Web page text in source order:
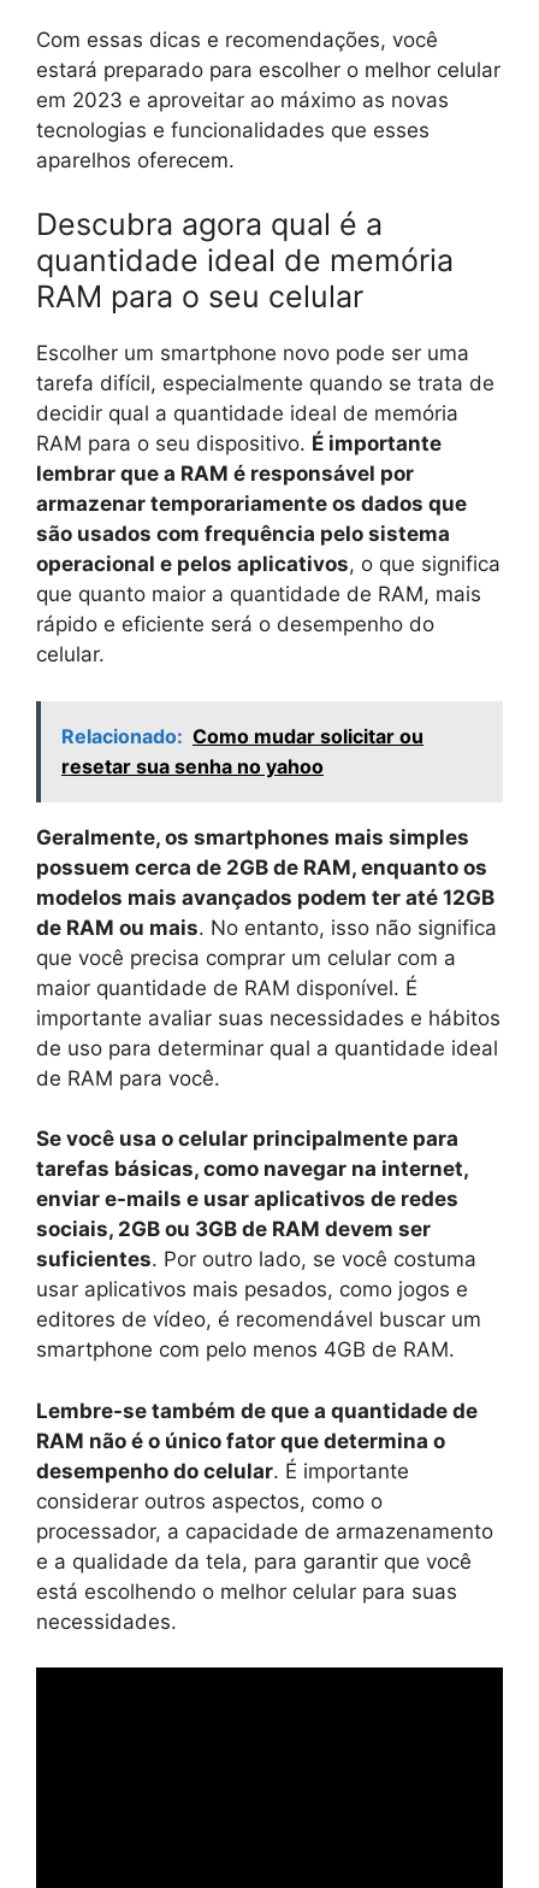
Com essas dicas e recomendações, você
estará preparado para escolher o melhor celular
em 2023 e aproveitar ao máximo as novas
tecnologias e funcionalidades que esses
aparelhos oferecem.
Descubra agora qual é a
quantidade ideal de memória
RAM para o seu celular
Escolher um smartphone novo pode ser uma
tarefa difícil, especialmente quando se trata de
decidir qual a quantidade ideal de memória
RAM para o seu dispositivo. É importante
lembrar que a RAM é responsável por
armazenar temporariamente os dados que
são usados com frequência pelo sistema
operacional e pelos aplicativos, o que significa
que quanto maior a quantidade de RAM, mais
rápido e eficiente será o desempenho do
celular.
Relacionado: Como mudar solicitar ou
resetar sua senha no yahoo
Geralmente, os smartphones mais simples
possuem cerca de 2GB de RAM, enquanto os
modelos mais avançados podem ter até 12GB
de RAM ou mais. No entanto, isso não significa
que você precisa comprar um celular com a
maior quantidade de RAM disponível. É
importante avaliar suas necessidades e hábitos
de uso para determinar qual a quantidade ideal
de RAM para você.
Se você usa o celular principalmente para
tarefas básicas, como navegar na internet,
enviar e-mails e usar aplicativos de redes
sociais, 2GB ou 3GB de RAM devem ser
suficientes. Por outro lado, se você costuma
usar aplicativos mais pesados, como jogos e
editores de vídeo, é recomendável buscar um
smartphone com pelo menos 4GB de RAM.
Lembre-se também de que a quantidade de
RAM não é o único fator que determina o
desempenho do celular. É importante
considerar outros aspectos, como o
processador, a capacidade de armazenamento
e a qualidade da tela, para garantir que você
está escolhendo o melhor celular para suas
necessidades.